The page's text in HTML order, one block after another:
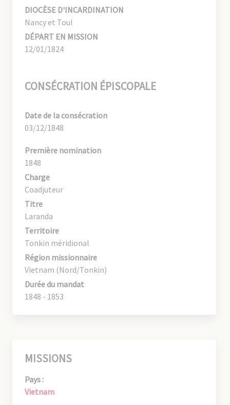
DIOCÈSE D'INCARDINATION
Nancy et Toul
DÉPART EN MISSION
12/01/1824
CONSÉCRATION ÉPISCOPALE
Date de la consécration
03/12/1848
Première nomination
1848
Charge
Coadjuteur
Titre
Laranda
Territoire
Tonkin méridional
Région missionnaire
Vietnam (Nord/Tonkin)
Durée du mandat
1848 - 1853
MISSIONS
Pays :
Vietnam